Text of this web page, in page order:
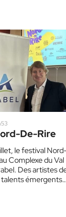
De-Rire
le festival
Complexe du Val
Des artistes
émergents